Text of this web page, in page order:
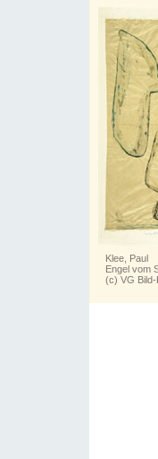
Klee, Paul
Engel vom
(c) VG Bild-